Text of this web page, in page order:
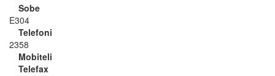
Sobe
E304
Telefoni
2358
Mobiteli
Telefax